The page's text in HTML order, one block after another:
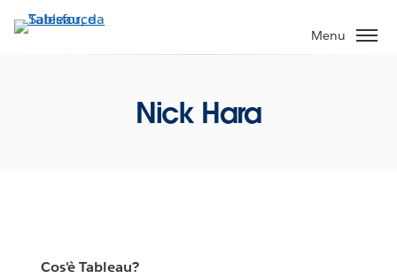
Passa
Menu
Nick Hara
Cos'è Tableau?